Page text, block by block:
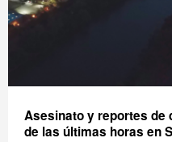
Asesinato y reportes de
de las últimas horas en